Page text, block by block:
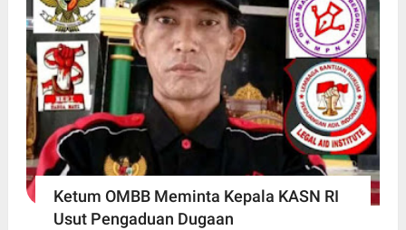
Ketum OMBB Meminta Kepala KASN RI
Usut Pengaduan Dugaan